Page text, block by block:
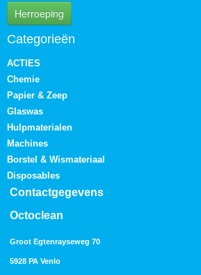
Herroeping
Categorieën
ACTIES
Chemie
Papier & Zeep
Glaswas
Hulpmaterialen
Machines
Borstel & Wismateriaal
Disposables
Contactgegevens
Octoclean
Groot Egtenrayseweg 70
5928 PA Venlo